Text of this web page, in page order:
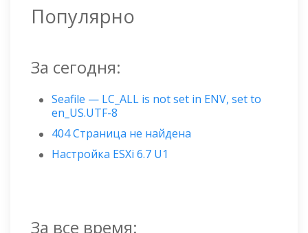
Популярно
За сегодня:
Seafile — LC_ALL is not set in ENV, set to
en_US.UTF-8
404 Страница не найдена
Настройка ESXi 6.7 U1
За все время: